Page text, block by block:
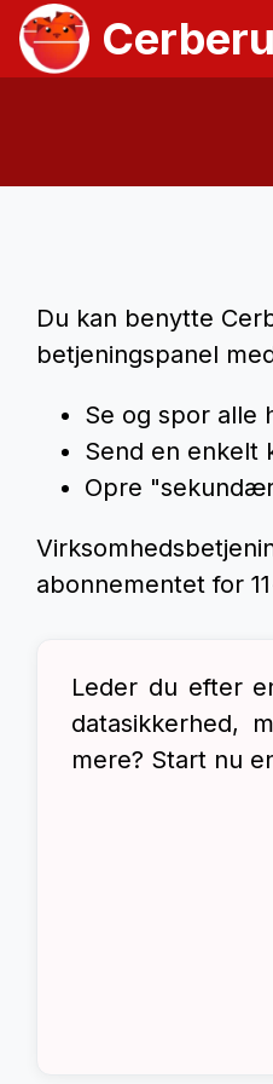
Du kan benytte
betjeningspanel
Se og spor alle
Send en enkelt
Opre
abonnementet for
Leder du efter
datasikkerhed,
mere? Start nu